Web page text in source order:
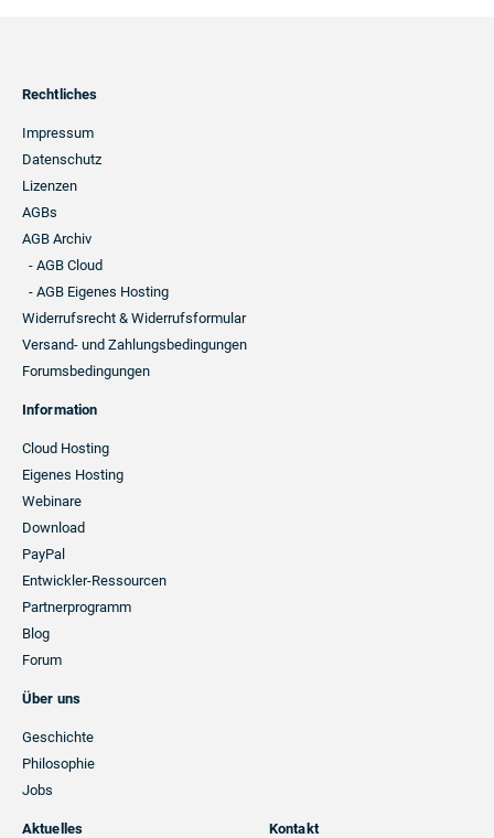
Footer
Navigation
Rechtliches
Impressum
Datenschutz
Lizenzen
AGBs
AGB Archiv
- AGB Cloud
- AGB Eigenes Hosting
Widerrufsrecht & Widerrufsformular
Versand- und Zahlungsbedingungen
Forumsbedingungen
Information
Cloud Hosting
Eigenes Hosting
Webinare
Download
PayPal
Entwickler-Ressourcen
Partnerprogramm
Blog
Forum
Über uns
Geschichte
Philosophie
Jobs
Aktuelles Kontakt